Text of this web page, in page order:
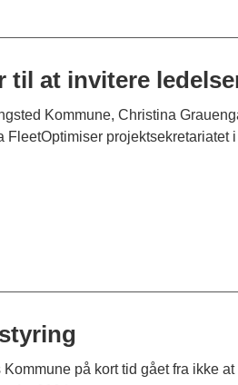
til at invitere
Kommune, Christina
projektsekretariatet
på kort tid gået fra ikke